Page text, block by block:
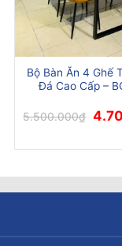
Bộ Bàn Ăn 4 Ghế
Đá Cao Cấp –
5.500.000₫ Giá
gốc